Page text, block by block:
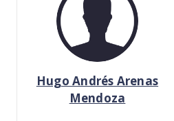
Hugo Andrés Arenas
Mendoza